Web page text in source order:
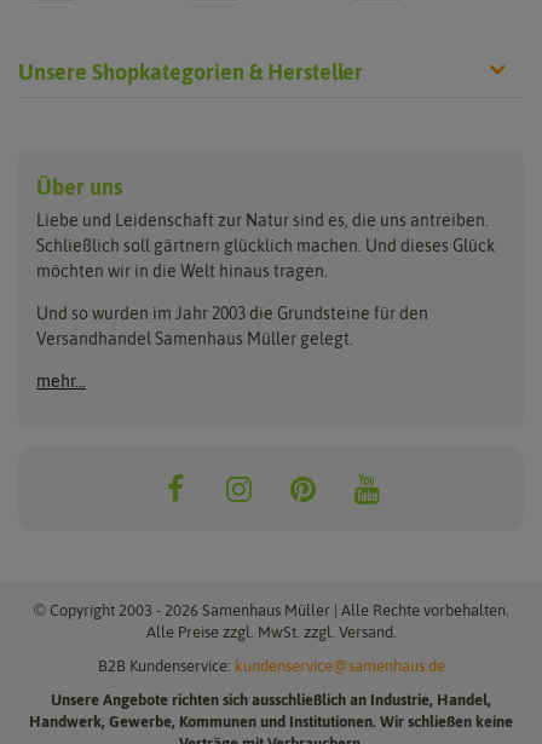
Unsere Shopkategorien & Hersteller
Anzuchtschalen
Beleuchtung
Folien, Vliese und Netze
Gartengeräte
Nützlinge & Nisthilfen
Keimsprossen
Saatgut für Werbezwecke
Samen-Sets
Gemüsesamen
Exotische Samen
Rasensamen
Pflanzgut
Pflanzschalotten
Steckzwiebeln
Benary
Buzzy Seeds
Clever Pots
Dürr-Samen
FLORTUS
Greenline
Grüne Oase
ReNatura Vogelwelt
Über uns
Liebe und Leidenschaft zur Natur sind es, die uns antreiben.
Schließlich soll gärtnern glücklich machen. Und dieses Glück
möchten wir in die Welt hinaus tragen.
Und so wurden im Jahr 2003 die Grundsteine für den
Versandhandel Samenhaus Müller gelegt.
mehr...
© Copyright 2003 - 2026 Samenhaus Müller | Alle Rechte vorbehalten.
Alle Preise zzgl. MwSt. zzgl. Versand.
B2B Kundenservice: kundenservice@samenhaus.de
Unsere Angebote richten sich ausschließlich an Industrie, Handel,
Handwerk, Gewerbe, Kommunen und Institutionen. Wir schließen keine